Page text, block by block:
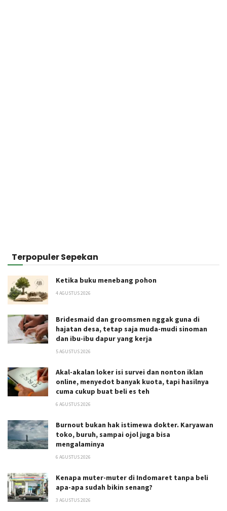
Terpopuler Sepekan
Ketika buku menebang pohon
4 AGUSTUS 2026
Bridesmaid dan groomsmen nggak guna di
hajatan desa, tetap saja muda-mudi sinoman
dan ibu-ibu dapur yang kerja
5 AGUSTUS 2026
Akal-akalan loker isi survei dan nonton iklan
online, menyedot banyak kuota, tapi hasilnya
cuma cukup buat beli es teh
6 AGUSTUS 2026
Burnout bukan hak istimewa dokter. Karyawan
toko, buruh, sampai ojol juga bisa
mengalaminya
6 AGUSTUS 2026
Kenapa muter-muter di Indomaret tanpa beli
apa-apa sudah bikin senang?
3 AGUSTUS 2026